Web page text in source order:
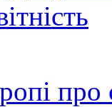
про